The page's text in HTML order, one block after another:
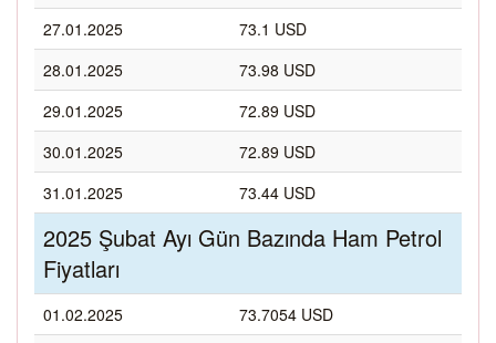
27.01.2025
73.1 USD
28.01.2025
73.98 USD
29.01.2025
72.89 USD
30.01.2025
72.89 USD
31.01.2025
73.44 USD
2025 Şubat Ayı Gün Bazında Ham Petrol
Fiyatları
01.02.2025
73.7054 USD